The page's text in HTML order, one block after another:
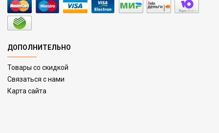
ДОПОЛНИТЕЛЬНО
Товары со скидкой
Связаться с нами
Карта сайта